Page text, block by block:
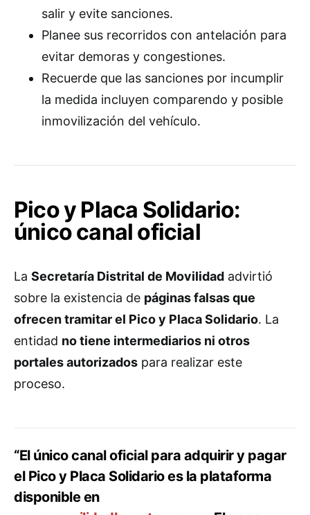
salir y evite sanciones.
Planee sus recorridos con antelación para
evitar demoras y congestiones.
Recuerde que las sanciones por incumplir
la medida incluyen comparendo y posible
inmovilización del vehículo.
Pico y Placa Solidario:
único canal oficial
La Secretaría Distrital de Movilidad advirtió
sobre la existencia de páginas falsas que
ofrecen tramitar el Pico y Placa Solidario. La
entidad no tiene intermediarios ni otros
portales autorizados para realizar este
proceso.
“El único canal oficial para adquirir y pagar
el Pico y Placa Solidario es la plataforma
disponible en